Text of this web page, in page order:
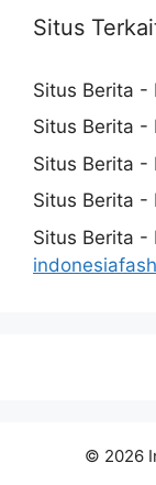
Situs
Situs Berita -
Situs Berita -
Situs Berita -
Situs Berita -
Situs Berita -
© 2026